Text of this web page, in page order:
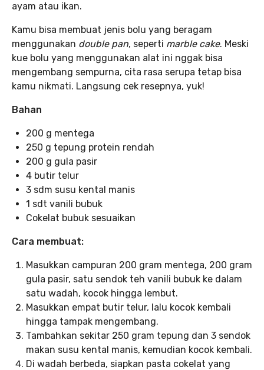
ayam atau ikan.
Kamu bisa membuat jenis bolu yang beragam
menggunakan double pan, seperti marble cake. Meski
kue bolu yang menggunakan alat ini nggak bisa
mengembang sempurna, cita rasa serupa tetap bisa
kamu nikmati. Langsung cek resepnya, yuk!
Bahan
200 g mentega
250 g tepung protein rendah
200 g gula pasir
4 butir telur
3 sdm susu kental manis
1 sdt vanili bubuk
Cokelat bubuk sesuaikan
Cara membuat:
Masukkan campuran 200 gram mentega, 200 gram
gula pasir, satu sendok teh vanili bubuk ke dalam
satu wadah, kocok hingga lembut.
Masukkan empat butir telur, lalu kocok kembali
hingga tampak mengembang.
Tambahkan sekitar 250 gram tepung dan 3 sendok
makan susu kental manis, kemudian kocok kembali.
Di wadah berbeda, siapkan pasta cokelat yang